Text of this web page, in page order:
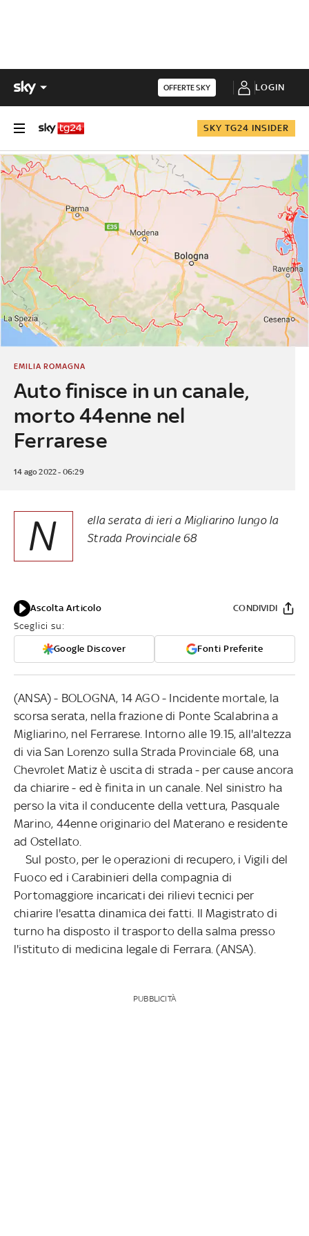
OFFERTE SKY LOGIN
SKY TG24 INSIDER
Auto finisce in un canale,
morto 44enne nel
Ferrarese
EMILIA ROMAGNA
14 ago 2022 - 06:29
N
ella serata di ieri a Migliarino lungo la
Strada Provinciale 68
Ascolta Articolo
Sceglici su:
Google Discover Fonti Preferite
CONDIVIDI
(ANSA) - BOLOGNA, 14 AGO - Incidente mortale, la
scorsa serata, nella frazione di Ponte Scalabrina a
Migliarino, nel Ferrarese. Intorno alle 19.15, all'altezza
di via San Lorenzo sulla Strada Provinciale 68, una
Chevrolet Matiz è uscita di strada - per cause ancora
da chiarire - ed è finita in un canale. Nel sinistro ha
perso la vita il conducente della vettura, Pasquale
Marino, 44enne originario del Materano e residente
ad Ostellato.
Sul posto, per le operazioni di recupero, i Vigili del
Fuoco ed i Carabinieri della compagnia di
Portomaggiore incaricati dei rilievi tecnici per
chiarire l'esatta dinamica dei fatti. Il Magistrato di
turno ha disposto il trasporto della salma presso
l'istituto di medicina legale di Ferrara. (ANSA).
PUBBLICITÀ